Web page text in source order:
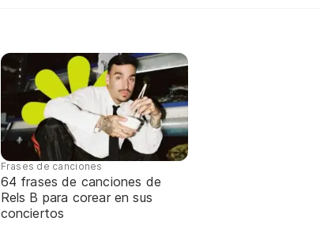
Frases de canciones
64 frases de canciones de
Rels B para corear en sus
conciertos